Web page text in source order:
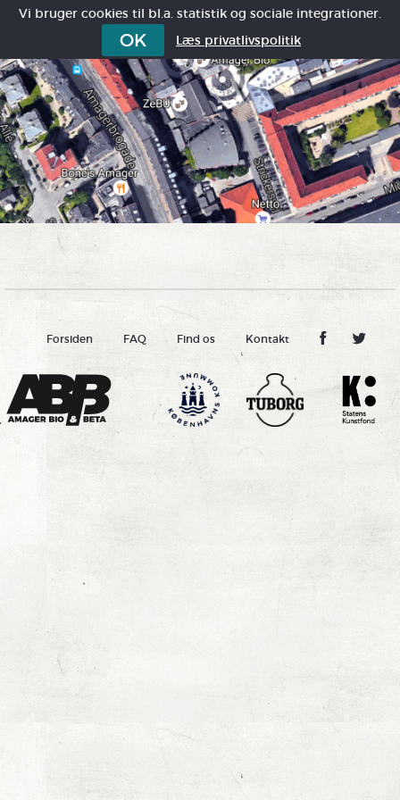
Vi bruger cookies til bl.a. statistik og sociale integrationer.
OK Læs privatlivspolitik
Forsiden FAQ Find os Kontakt